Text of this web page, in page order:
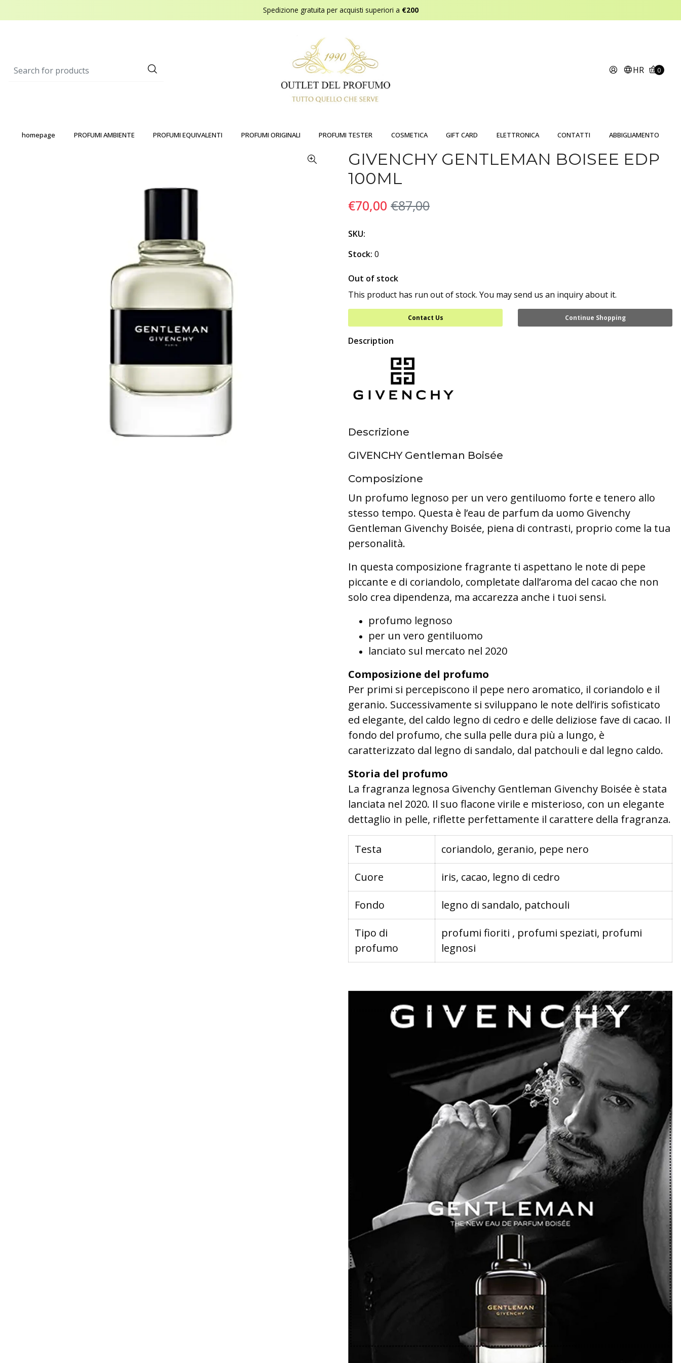
Spedizione gratuita per acquisti superiori a €200
HR 0
homepage PROFUMI AMBIENTE PROFUMI EQUIVALENTI PROFUMI ORIGINALI PROFUMI TESTER COSMETICA GIFT CARD ELETTRONICA CONTATTI ABBIGLIAMENTO
GIVENCHY GENTLEMAN BOISEE EDP
100ML
€70,00 €87,00
SKU:
Stock: 0
Out of stock
This product has run out of stock. You may send us an inquiry about it.
Contact Us Continue Shopping
Description
Descrizione
GIVENCHY Gentleman Boisée
Composizione
Un profumo legnoso per un vero gentiluomo forte e tenero allo
stesso tempo. Questa è l’eau de parfum da uomo Givenchy
Gentleman Givenchy Boisée, piena di contrasti, proprio come la tua
personalità.
In questa composizione fragrante ti aspettano le note di pepe
piccante e di coriandolo, completate dall’aroma del cacao che non
solo crea dipendenza, ma accarezza anche i tuoi sensi.
profumo legnoso
per un vero gentiluomo
lanciato sul mercato nel 2020
Composizione del profumo
Per primi si percepiscono il pepe nero aromatico, il coriandolo e il
geranio. Successivamente si sviluppano le note dell’iris sofisticato
ed elegante, del caldo legno di cedro e delle deliziose fave di cacao. Il
fondo del profumo, che sulla pelle dura più a lungo, è
caratterizzato dal legno di sandalo, dal patchouli e dal legno caldo.
Storia del profumo
La fragranza legnosa Givenchy Gentleman Givenchy Boisée è stata
lanciata nel 2020. Il suo flacone virile e misterioso, con un elegante
dettaglio in pelle, riflette perfettamente il carattere della fragranza.
Testa coriandolo, geranio, pepe nero
Cuore iris, cacao, legno di cedro
Fondo legno di sandalo, patchouli
Tipo di
profumo
profumi fioriti , profumi speziati, profumi
legnosi